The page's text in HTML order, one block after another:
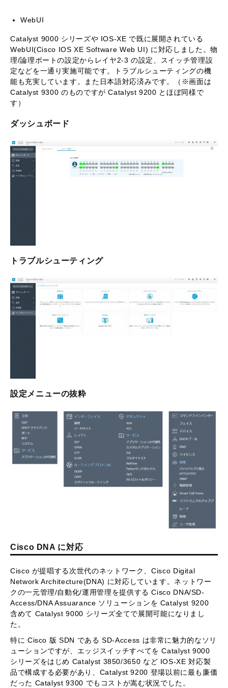
WebUI
Catalyst 9000 シリーズや IOS-XE で既に展開されている
WebUI(Cisco IOS XE Software Web UI) に対応しました。物
理/論理ポートの設定からレイヤ2-3 の設定、スイッチ管理設
定などを一通り実施可能です。トラブルシューティングの機
能も充実しています。また日本語対応済みです。（※画面は
Catalyst 9300 のものですが Catalyst 9200 とほぼ同様で
す）
ダッシュボード
トラブルシューティング
設定メニューの抜粋
Cisco DNA に対応
Cisco が提唱する次世代のネットワーク、Cisco Digital
Network Architecture(DNA) に対応しています。ネットワー
クの一元管理/自動化/運用管理を提供する Cisco DNA/SD-
Access/DNA Assuarance ソリューションを Catalyst 9200
含めて Catalyst 9000 シリーズ全てで展開可能になりまし
た。
特に Cisco 版 SDN である SD-Access は非常に魅力的なソリ
ューションですが、エッジスイッチすべてを Catalyst 9000
シリーズをはじめ Catalyst 3850/3650 など IOS-XE 対応製
品で構成する必要があり、Catalyst 9200 登場以前に最も廉価
だった Catalyst 9300 でもコストが嵩む状況でした。